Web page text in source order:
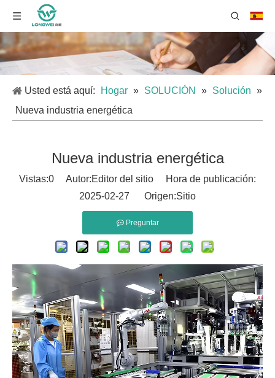
Usted está aquí: Hogar » SOLUCIÓN » Solución »
Nueva industria energética
Nueva industria energética
Vistas:0 Autor:Editor del sitio Hora de publicación:
2025-02-27 Origen:Sitio
Preguntar